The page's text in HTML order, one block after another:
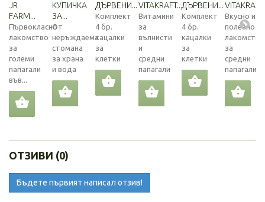
JR
FARM...
Първокласно
лакомство
за
големи
папагали
във...
КУПИЧКА
ЗА...
От
неръждаема
стомана
за храна
и вода
ДЪРВЕНИ...
Комплект
4 бр.
кацалки
за
клетки
VITAKRAFT...
Витамини
за
вълнисти
и
средни
папагали
ДЪРВЕНИ...
Комплект
4 бр.
кацалки
за
клетки
Вкусно и
полезно
лакомство
за
средни
папагали
ОТЗИВИ (0)
Бъдете първият написал отзив!